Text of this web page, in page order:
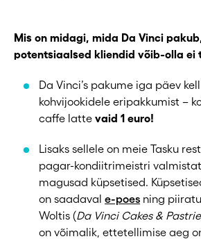
Mis on midagi, mida Da Vinci
potentsiaalsed kliendid võib-olla ei
Da Vinci’s pakume iga päev kell
kohvijookidele eripakkumist –
caffe latte vaid 1 euro!
Lisaks sellele on meie Tasku
pagar-kondiitrimeistri
magusad küpsetised.
on saadaval e-poes ning
Woltis (Da Vinci Cakes &
on võimalik, ettetellimise aeg